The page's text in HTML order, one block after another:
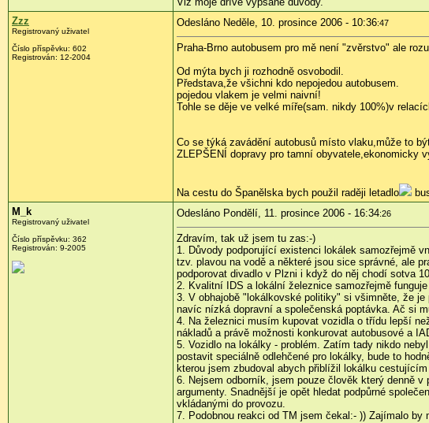
Zzz
Registrovaný uživatel
Číslo příspěvku: 602
Registrován: 12-2004
Odesláno Neděle, 10. prosince 2006 - 10:36:47
Praha-Brno autobusem pro mě není "zvěrstvo" ale
Od mýta bych ji rozhodně osvobodil.
Představa,že všichni kdo nepojedou autobusem.
pojedou vlakem je velmi naivní!
Tohle se děje ve velké míře(sam. nikdy 100%)v
Co se týká zavádění autobusů místo vlaku,může to
ZLEPŠENÍ dopravy pro tamní obyvatele,ekonomicky
Na cestu do Španělska bych použil raději letadlo
M_k
Registrovaný uživatel
Číslo příspěvku: 362
Registrován: 9-2005
Odesláno Pondělí, 11. prosince 2006 - 16:34:26
Zdravím, tak už jsem tu zas:-)
1. Důvody podporující existenci lokálek samozřejmě
tzv. plavou na vodě a některé jsou sice správné, ale
podporovat divadlo v Plzni i když do něj chodí sotva
2. Kvalitní IDS a lokální železnice samozřejmě
3. V obhajobě "lokálkovské politiky" si všimněte, že
navíc nízká dopravní a společenská poptávka. Ač si
4. Na železnici musím kupovat vozidla o třídu lepší
nákladů a právě možnosti konkurovat autobusové a
5. Vozidlo na lokálky - problém. Zatím tady nikdo
postavit speciálně odlehčené pro lokálky, bude to
kterou jsem zbudoval abych přiblížil lokálku
6. Nejsem odborník, jsem pouze člověk který denně
argumenty. Snadnější je opět hledat podpůrné
vkládanými do provozu.
7. Podobnou reakci od TM jsem čekal:- )) Zajímalo